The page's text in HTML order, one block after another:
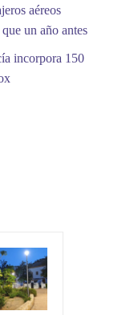
aéreos
un año antes
incorpora 150